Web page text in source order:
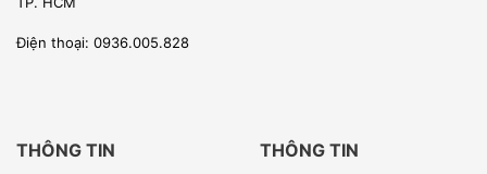
Điện thoại: 0936.005.828
THÔNG TIN THÔNG TIN